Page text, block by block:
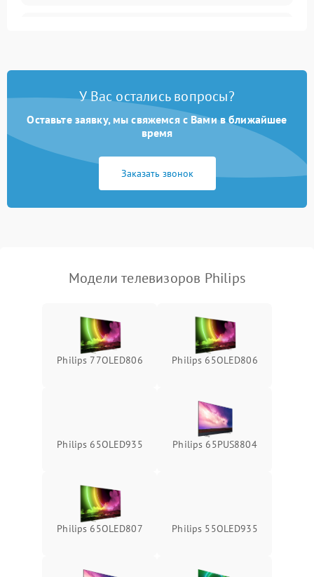
Сеть и подключения
Аудио
Сетевая
У Вас остались вопросы?
Оставьте заявку, мы свяжемся с Вами в ближайшее
время
Заказать звонок
Модели телевизоров Philips
Philips 77OLED806 Philips 65OLED806
Philips 65OLED935 Philips 65PUS8804
Philips 65OLED807 Philips 55OLED935